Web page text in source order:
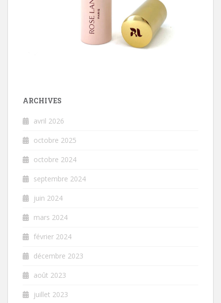
ARCHIVES
avril 2026
octobre 2025
octobre 2024
septembre 2024
juin 2024
mars 2024
février 2024
décembre 2023
août 2023
juillet 2023